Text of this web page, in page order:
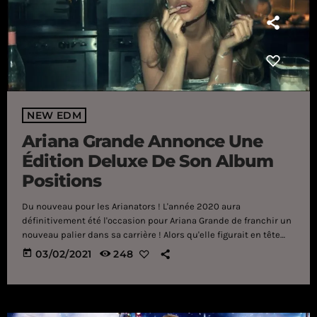
NEW EDM
Ariana Grande Annonce Une
Édition Deluxe De Son Album
Positions
Du nouveau pour les Arianators ! L'année 2020 aura
définitivement été l'occasion pour Ariana Grande de franchir un
nouveau palier dans sa carrière ! Alors qu'elle figurait en tête
des classements les plus prestigieux de l'univers musical ces
dernières années (ventes de disques, tournées mondiales les
today 03/02/2021 248